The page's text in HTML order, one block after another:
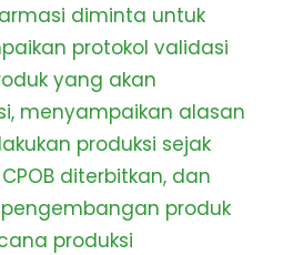
diminta untuk
protokol validasi
yang akan
menyampaikan alasan
produksi sejak
diterbitkan, dan
produk
produksi